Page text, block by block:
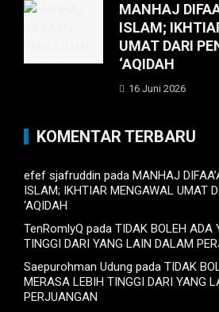
MANHAJ
ISLAM;
UMAT DARI
‘AQIDAH
16 Juni 2026
KOMENTAR TERBARU
efef sjafruddin pada MANHAJ
ISLAM; IKHTIAR MENGAWAL UMAT
‘AQIDAH
TenRomlyQ pada TIDAK BOLEH ADA
TINGGI DARI YANG LAIN DALAM
Saepurohman Udung pada TIDAK
MERASA LEBIH TINGGI DARI YANG
PERJUANGAN